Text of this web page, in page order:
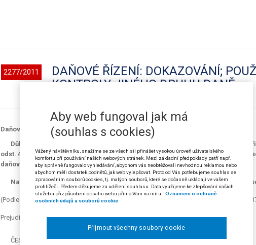
2277/2011
DAŇOVÉ ŘÍZENÍ: DOKAZOVÁNÍ;
KONTROLY JINÉHO DRUHU DANĚ
Daňové řízení: dokazování; použitelnost důkazů z kontroly jiného druhu daně
Důkazy provedené při kontrole jednoho druhu daně mohou být použity i
odst. 4 zákona č. 337/1992 Sb., o správě daní a poplatků), pokud byly získány
daňového subjektu.
Na základě stejného důkazního materiálu nemusí dojít vždy ke stejném
(Podle rozsudku Nejvyššího správního soudu ze dne 13. 8. 2008, čj. 1 Afs 100/2008 -
Prejudikatura: č. 1572/2008 Sb.NSS.
ČESKÁ REPUBLIKA
Aby web fungoval jak má
(souhlas s cookies)
Vážený návštěvníku, snažíme se ze všech sil přinášet vysokou úroveň uživatelského
komfortu při používání našich webových stránek. Mezi základní předpoklady patří např.
aby správně fungovalo vyhledávání, abychom vás neobtěžovali nevhodnou reklamou nebo
abychom měli dostatek podnětů, jak web vylepšovat. Proto od Vás potřebujeme souhlas se
zpracováním souborů cookies, tj. malých souborů, které se dočasně ukládají ve vašem
prohlížeči. Předem děkujeme za udělení souhlasu. Data využijeme ke zlepšování našich
služeb a přizpůsobení obsahu webu přímo Vám na míru.
Oznámení o ochraně
osobních údajů a souborů cookie
Přijmout všechny soubory cookie